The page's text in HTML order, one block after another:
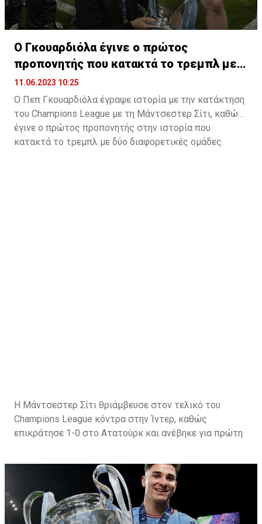
Ο Γκουαρδιόλα έγινε ο πρώτος
προπονητής που κατακτά το τρεμπλ με
δύο ομάδες
11.06.2023 10:25
Ο Πεπ Γκουαρδιόλα έγραψε ιστορία με την κατάκτηση
του Champions League με τη Μάντσεστερ Σίτι, καθώς
έγινε ο πρώτος προπονητής στην ιστορία που
κατακτά το τρεμπλ με δύο διαφορετικές ομάδες.
Η Μάντσεστερ Σίτι θριάμβευσε στον τελικό του
Champions League κόντρα στην Ίντερ, καθώς
επικράτησε 1-0 στο Ατατούρκ και ανέβηκε για πρώτη
κούπα με "τα μεγάλα αυτιά", η οποία έλειπε και την
οποία ήθελε να κατακτήσει όσο τίποτα ο Πεπ
Γκουαρδιόλα.